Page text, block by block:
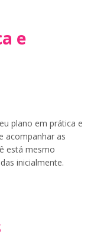
e
plano em prática e
acompanhar as
está mesmo
inicialmente.